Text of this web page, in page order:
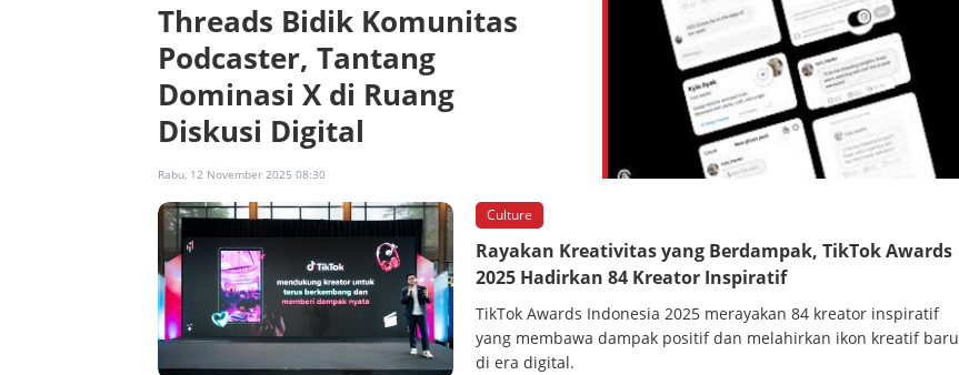
Threads Bidik Komunitas
Podcaster, Tantang
Dominasi X di Ruang
Diskusi Digital
Rabu, 12 November 2025 08:30
Culture
Rayakan Kreativitas yang Berdampak, TikTok Awards
2025 Hadirkan 84 Kreator Inspiratif
TikTok Awards Indonesia 2025 merayakan 84 kreator inspiratif
yang membawa dampak positif dan melahirkan ikon kreatif baru
di era digital.